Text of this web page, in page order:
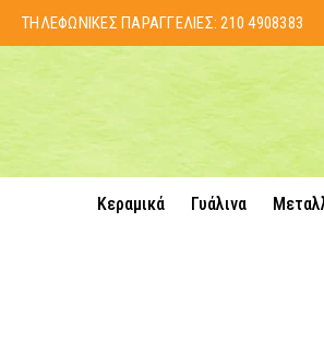
ΤΗΛΕΦΩΝΙΚΕΣ ΠΑΡΑΓΓΕΛΙΕΣ:210 4908383
Κεραμικά Γυάλινα